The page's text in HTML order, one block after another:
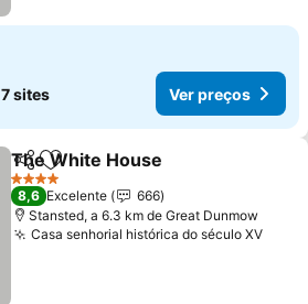
7 sites Ver preços
PartilharAdicionar aos favoritos
The White House
4 Estrelas
8,6 Excelente
666
Stansted, a 6.3 km de Great Dunmow
Casa senhorial histórica do século XVVer